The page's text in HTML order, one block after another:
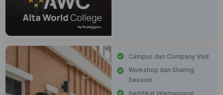
Campus dan Company Visit
Workshop dan Sharing
Session
Sertifikat Internasional